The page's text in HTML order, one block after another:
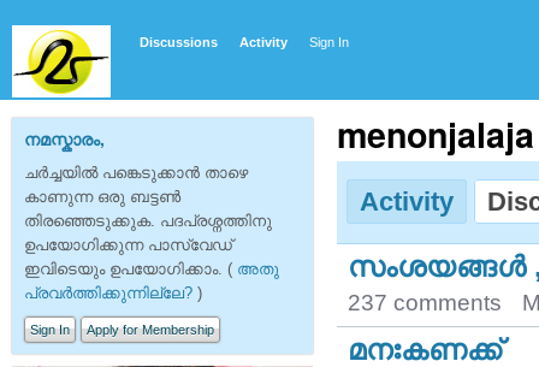
Discussions Activity Sign In
menonjalaja
Activity
സംശയങ്ങള്‍
237 comments
മനഃകണക്ക്
നമസ്കാരം,
ചര്‍ച്ചയില്‍ പങ്കെടുക്കാന്‍ താഴെ
കാണുന്ന ഒരു ബട്ടണ്‍
തിരഞ്ഞെടുക്കുക. പദപ്രശ്നത്തിനു
ഉപയോഗിക്കുന്ന പാസ്‌വേഡ്
ഇവിടെയും ഉപയോഗിക്കാം. ( അതു
പ്രവര്‍ത്തിക്കുന്നില്ലേ? )
Sign In Apply for Membership